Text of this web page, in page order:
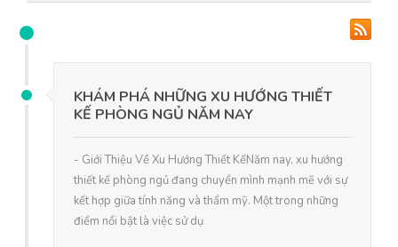
KHÁM PHÁ NHỮNG XU HƯỚNG THIẾT
KẾ PHÒNG NGỦ NĂM NAY
- Giới Thiệu Về Xu Hướng Thiết KếNăm nay, xu hướng
thiết kế phòng ngủ đang chuyển mình mạnh mẽ với sự
kết hợp giữa tính năng và thẩm mỹ. Một trong những
điểm nổi bật là việc sử dụ